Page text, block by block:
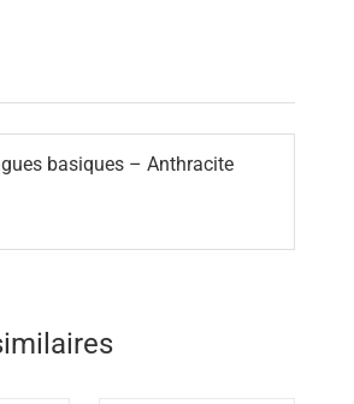
basiques – Anthracite